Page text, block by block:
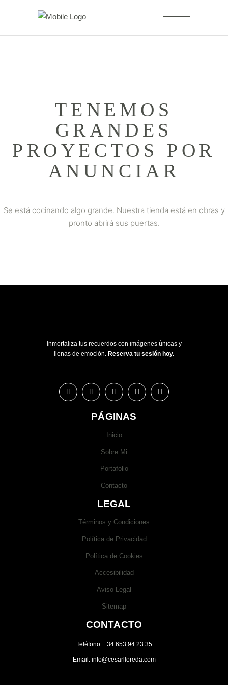
TENEMOS
GRANDES
PROYECTOS POR
ANUNCIAR
Se está cocinando algo grande. Nuestra tienda está en obras y
pronto abrirá sus puertas.
Inmortaliza tus recuerdos con imágenes únicas y
llenas de emoción. Reserva tu sesión hoy.
PÁGINAS
Inicio
Sobre Mi
Portafolio
Contacto
LEGAL
Términos y Condiciones
Política de Privacidad
Política de Cookies
Accesibilidad
Aviso Legal
Sitemap
CONTACTO
Teléfono: +34 653 94 23 35
Email: info@cesarlloreda.com